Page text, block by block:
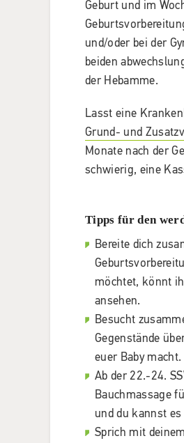
Geburt und im
und/oder bei der
beiden
der Hebamme.
Lasst eine
Grund- und
Monate nach der
schwierig, eine
Tipps für den
Bereite dich
möchtet, könnt
ansehen.
Besucht
Gegenstände
euer Baby macht.
Ab der 22.-24.
Bauchmassage
und du kannst
Sprich mit